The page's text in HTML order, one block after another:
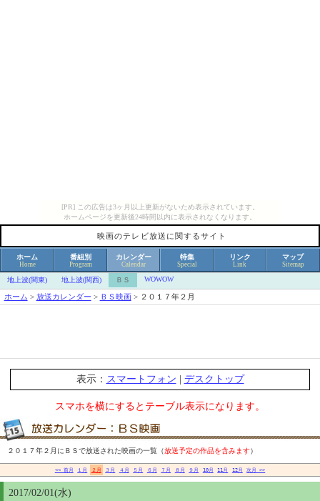
[PR] この広告は3ヶ月以上更新がないため表示されています。
ホームページを更新後24時間以内に表示されなくなります。
映画のテレビ放送に関するサイト
ホーム
Home
番組別
Program
カレンダー
Calendar
特集
Special
リンク
Link
マップ
Sitemap
地上波(関東) 地上波(関西) ＢＳ WOWOW
ホーム > 放送カレンダー > ＢＳ映画> ２０１７年２月
表示： スマートフォン デスクトップ
スマホを横にするとテーブル表示になります。
２０１７年２月にＢＳで放送された映画の一覧（放送予定の作品を含みます）
<< 前月 １月 ２月 ３月 ４月 ５月 ６月 ７月 ８月 ９月 10月 11月 12月 次月 >>
2017/02/01(水)